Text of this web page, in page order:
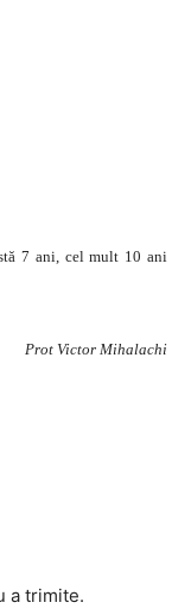
7 ani, cel mult 10 ani
Prot Victor Mihalachi
a trimite.